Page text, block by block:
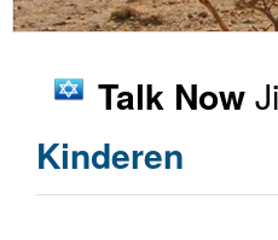
Talk Now
Kinderen